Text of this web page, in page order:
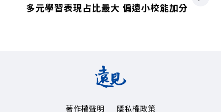
多元學習表現占比最大 偏遠小校能加分
著作權聲明 隱私權政策